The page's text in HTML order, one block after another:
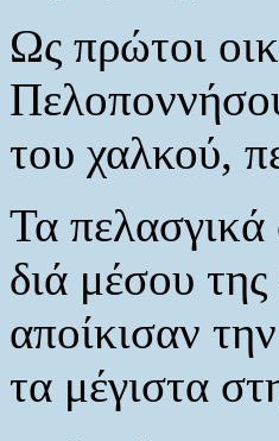
Ως πρώτοι
του χαλκού,
Τα
διά μέσου
αποίκισαν
τα μέγιστα